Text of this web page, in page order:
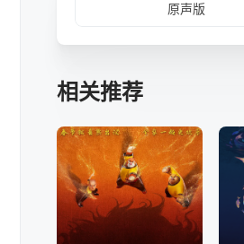
原声版
相关推荐